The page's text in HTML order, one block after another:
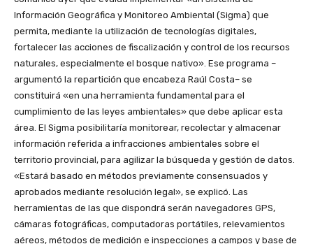
Información Geográfica y Monitoreo Ambiental (Sigma) que
permita, mediante la utilización de tecnologías digitales,
fortalecer las acciones de fiscalización y control de los recursos
naturales, especialmente el bosque nativo». Ese programa –
argumentó la repartición que encabeza Raúl Costa– se
constituirá «en una herramienta fundamental para el
cumplimiento de las leyes ambientales» que debe aplicar esta
área. El Sigma posibilitaría monitorear, recolectar y almacenar
información referida a infracciones ambientales sobre el
territorio provincial, para agilizar la búsqueda y gestión de datos.
«Estará basado en métodos previamente consensuados y
aprobados mediante resolución legal», se explicó. Las
herramientas de las que dispondrá serán navegadores GPS,
cámaras fotográficas, computadoras portátiles, relevamientos
aéreos, métodos de medición e inspecciones a campos y base de